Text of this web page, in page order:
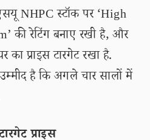
NHPC स्टॉक पर ‘High
की रेटिंग बनाए रखी है, और
प्राइस टारगेट रखा है.
है कि अगले चार सालों में
प्राइस